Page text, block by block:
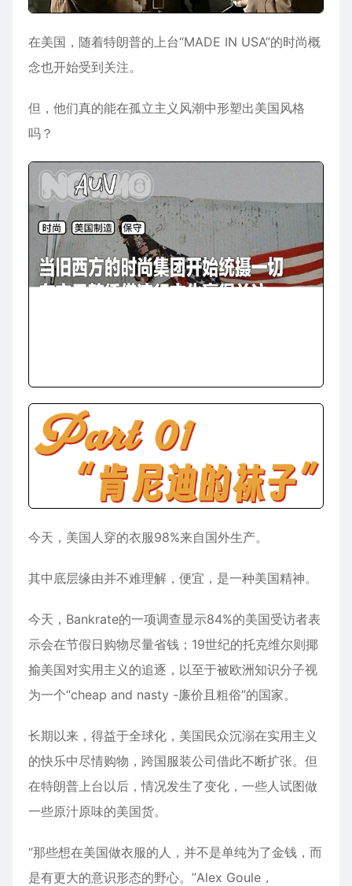
在美国 ，随着特朗普的上台“MADE IN USA”的时尚概
念也开始受到关注。
但，他们真的能在孤立主义风潮中形塑出美国风格
吗？
今天，美国人穿的衣服98%来自国外生产。
其中底层缘由并不难理解，便宜，是一种美国精神。
今天，Bankrate的一项调查显示84%的美国受访者表
示会在节假日购物尽量省钱；19世纪的托克维尔则揶
揄美国对实用主义的追逐，以至于被欧洲知识分子视
为一个“cheap and nasty -廉价且粗俗”的国家。
长期以来，得益于全球化，美国民众沉溺在实用主义
的快乐中尽情购物，跨国服装公司借此不断扩张。但
在特朗普上台以后，情况发生了变化，一些人试图做
一些原汁原味的美国货。
“那些想在美国做衣服的人，并不是单纯为了金钱，而
是有更大的意识形态的野心。”Alex Goule，